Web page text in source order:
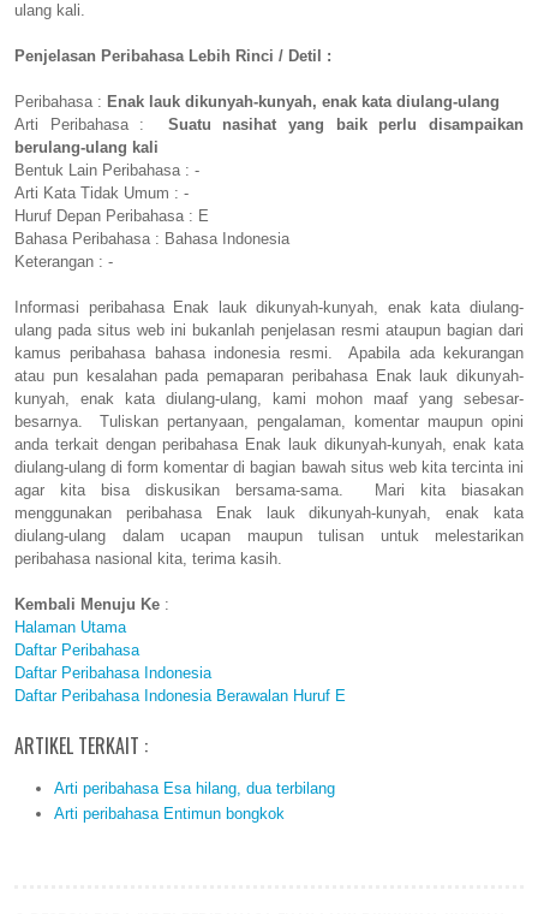
ulang kali.
Penjelasan Peribahasa Lebih Rinci / Detil :
Peribahasa : Enak lauk dikunyah-kunyah, enak kata diulang-ulang
Arti Peribahasa : Suatu nasihat yang baik perlu disampaikan
berulang-ulang kali
Bentuk Lain Peribahasa : -
Arti Kata Tidak Umum : -
Huruf Depan Peribahasa : E
Bahasa Peribahasa : Bahasa Indonesia
Keterangan : -
Informasi peribahasa Enak lauk dikunyah-kunyah, enak kata diulang-
ulang pada situs web ini bukanlah penjelasan resmi ataupun bagian dari
kamus peribahasa bahasa indonesia resmi. Apabila ada kekurangan
atau pun kesalahan pada pemaparan peribahasa Enak lauk dikunyah-
kunyah, enak kata diulang-ulang, kami mohon maaf yang sebesar-
besarnya. Tuliskan pertanyaan, pengalaman, komentar maupun opini
anda terkait dengan peribahasa Enak lauk dikunyah-kunyah, enak kata
diulang-ulang di form komentar di bagian bawah situs web kita tercinta ini
agar kita bisa diskusikan bersama-sama. Mari kita biasakan
menggunakan peribahasa Enak lauk dikunyah-kunyah, enak kata
diulang-ulang dalam ucapan maupun tulisan untuk melestarikan
peribahasa nasional kita, terima kasih.
Kembali Menuju Ke :
Halaman Utama
Daftar Peribahasa
Daftar Peribahasa Indonesia
Daftar Peribahasa Indonesia Berawalan Huruf E
ARTIKEL TERKAIT :
Arti peribahasa Esa hilang, dua terbilang
Arti peribahasa Entimun bongkok